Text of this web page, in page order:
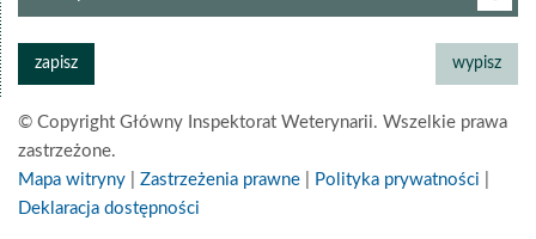
© Copyright Główny Inspektorat Weterynarii. Wszelkie prawa
zastrzeżone.
Mapa witryny
Zastrzeżenia prawne Polityka prywatności
Deklaracja dostępności